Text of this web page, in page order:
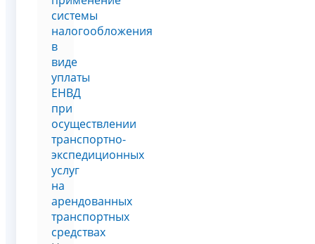
системы
налогообложения
в
виде
уплаты
ЕНВД
при
осуществлении
транспортно-
экспедиционных
услуг
на
арендованных
транспортных
средствах